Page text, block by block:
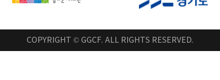
COPYRIGHT © GGCF. ALL RIGHTS RESERVED.